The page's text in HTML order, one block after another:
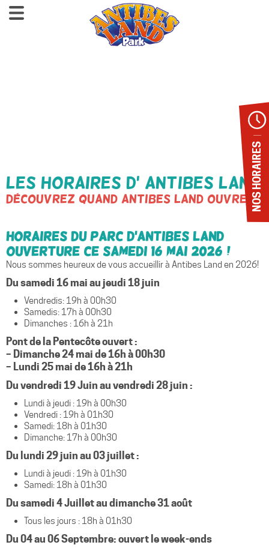
Les horaires d' Antibes Land
Découvrez quand Antibes Land ouvre ?
Horaires du Parc d’Antibes Land
Ouverture ce samedi 16 mai 2026 !
Nous sommes heureux de vous accueillir à Antibes Land en 2026!
Du samedi 16 mai au jeudi 18 juin
Vendredis: 19h à 00h30
Samedis: 17h à 00h30
Dimanches : 16h à 21h
Pont de la Pentecôte ouvert :
– Dimanche 24 mai de 16h à 00h30
– Lundi 25 mai de 16h à 21h
Du vendredi 19 Juin au vendredi 28 juin :
Lundi à jeudi : 19h à 00h30
Vendredi : 19h à 01h30
Samedi: 18h à 01h30
Dimanche: 17h à 00h30
Du lundi 29 juin au 03 juillet :
Lundi à jeudi : 19h à 01h30
Samedi: 18h à 01h30
Du samedi 4 Juillet au dimanche 31 août
Tous les jours : 18h à 01h30
Du 04 au 06 Septembre: ouvert le week-ends
NOS HORAIRES